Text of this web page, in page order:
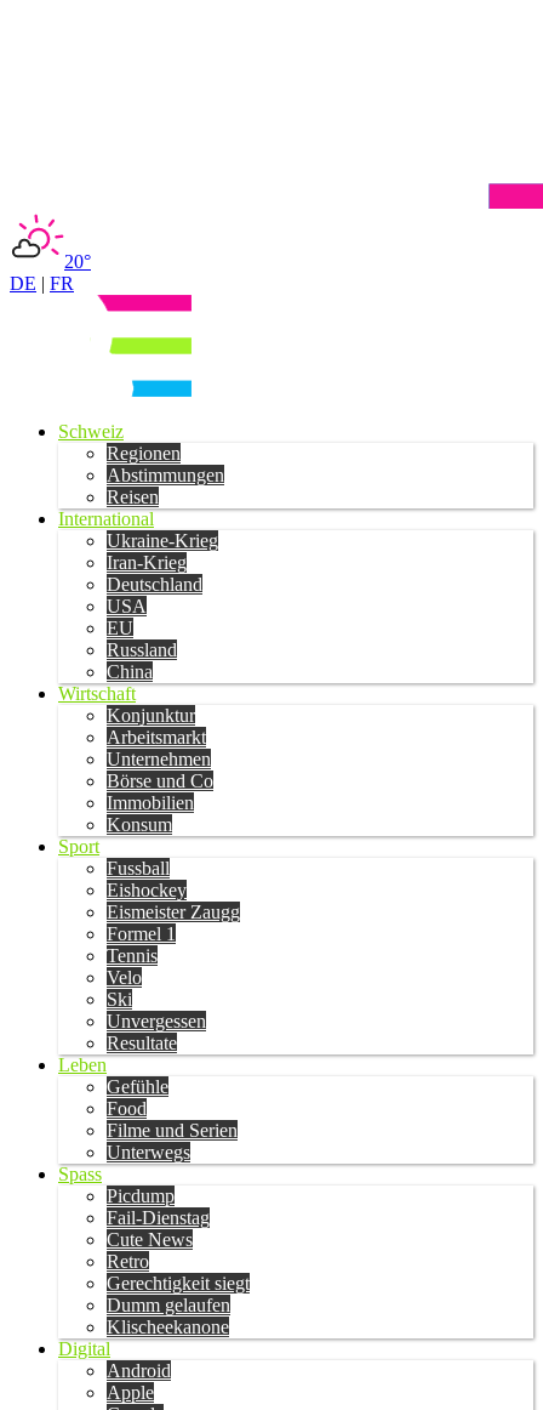
20°
DE | FR
Schweiz
Regionen
Abstimmungen
Reisen
International
Ukraine-Krieg
Iran-Krieg
Deutschland
USA
EU
Russland
China
Wirtschaft
Konjunktur
Arbeitsmarkt
Unternehmen
Börse und Co
Immobilien
Konsum
Sport
Fussball
Eishockey
Eismeister Zaugg
Formel 1
Tennis
Velo
Ski
Unvergessen
Resultate
Leben
Gefühle
Food
Filme und Serien
Unterwegs
Spass
Picdump
Fail-Dienstag
Cute News
Retro
Gerechtigkeit siegt
Dumm gelaufen
Klischeekanone
Digital
Android
Apple